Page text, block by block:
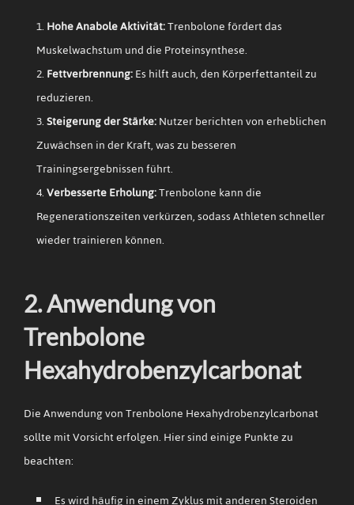
Hohe Anabole Aktivität:Trenbolone fördert das
Muskelwachstum und die Proteinsynthese.
Fettverbrennung:Es hilft auch, den Körperfettanteil zu
reduzieren.
Steigerung der Stärke:Nutzer berichten von erheblichen
Zuwächsen in der Kraft, was zu besseren
Trainingsergebnissen führt.
Verbesserte Erholung:Trenbolone kann die
Regenerationszeiten verkürzen, sodass Athleten schneller
wieder trainieren können.
2. Anwendung von
Trenbolone
Hexahydrobenzylcarbonat
Die Anwendung von Trenbolone Hexahydrobenzylcarbonat
sollte mit Vorsicht erfolgen. Hier sind einige Punkte zu
beachten: